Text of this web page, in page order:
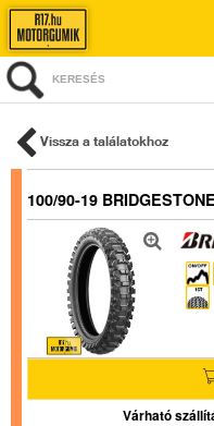
KERESÉS
Vissza a találatokhoz
100/90-19
Várható